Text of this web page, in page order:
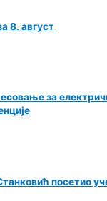
8. август
за
посетио